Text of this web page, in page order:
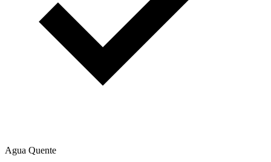
Agua Quente